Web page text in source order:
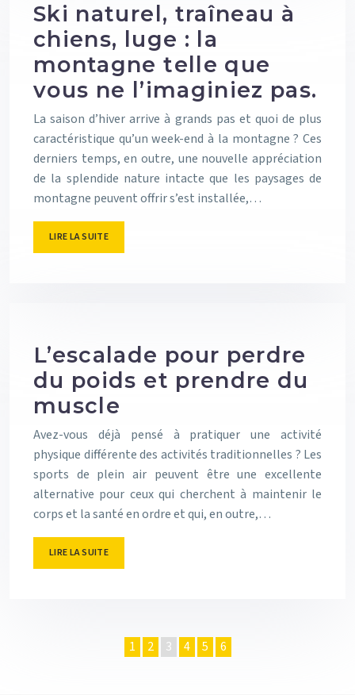
Ski naturel, traîneau à
chiens, luge : la
montagne telle que
vous ne l’imaginiez pas.
La saison d’hiver arrive à grands pas et quoi de plus
caractéristique qu’un week-end à la montagne ? Ces
derniers temps, en outre, une nouvelle appréciation
de la splendide nature intacte que les paysages de
montagne peuvent offrir s’est installée,…
LIRE LA SUITE
L’escalade pour perdre
du poids et prendre du
muscle
Avez-vous déjà pensé à pratiquer une activité
physique différente des activités traditionnelles ? Les
sports de plein air peuvent être une excellente
alternative pour ceux qui cherchent à maintenir le
corps et la santé en ordre et qui, en outre,…
LIRE LA SUITE
1 2 3 4 5 6